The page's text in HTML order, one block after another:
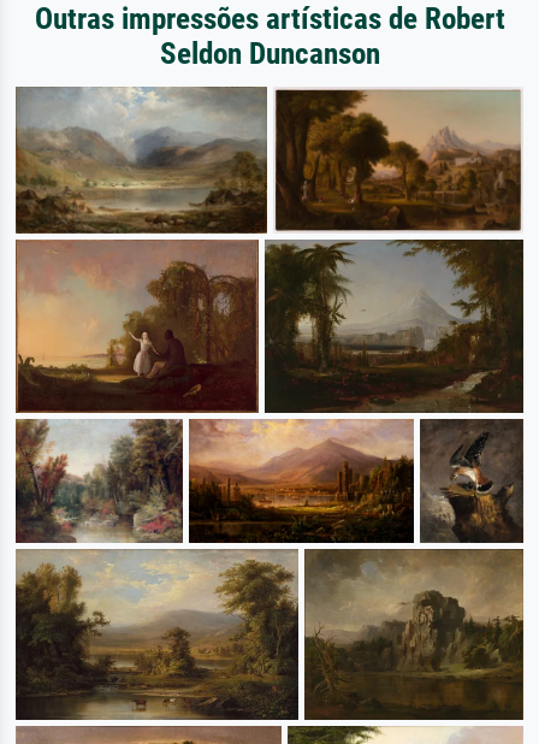
Outras impressões artísticas de Robert
Seldon Duncanson